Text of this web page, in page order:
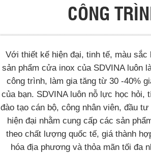
CÔNG
Với thiết kế hiện đại, tinh tế, màu sắc
sản phẩm cửa inox của SDVINA luôn
công trình, làm gia tăng từ 30 -40%
của bạn. SDVINA luôn nỗ lực học hỏi,
đào tạo cán bộ, công nhân viên, đầu
hiện đại nhằm cung cấp các sản
theo chất lượng quốc tế, giá thành
hóa địa phương và thỏa mãn tối đa